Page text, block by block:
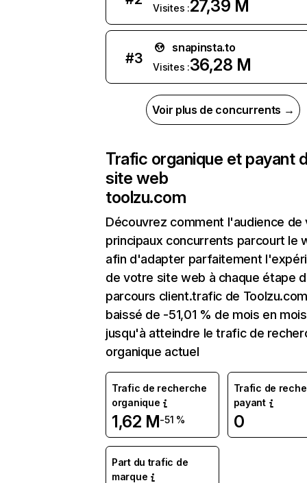
Visites :27,39 M
#3
snapinsta.to
Visites :36,28 M
Voir plus de concurrents →
Trafic organique et payant
site web
toolzu.com
Découvrez comment l'audience de
principaux concurrents parcourt le
afin d'adapter parfaitement
de votre site web à chaque étape
parcours client.trafic de
baissé de -51,01 % de mois en mois
jusqu'à atteindre le trafic de
organique actuel
Trafic de recherche
organique
1,62 M-51 %
Trafic de
payant
0
Part du trafic de
marque